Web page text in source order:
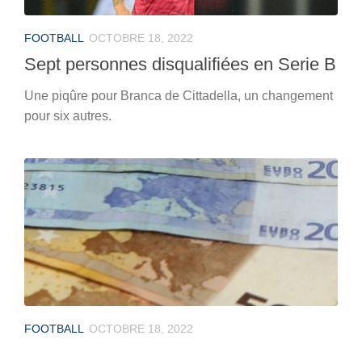
FOOTBALL OCTOBRE 18, 2022
Sept personnes disqualifiées en Serie B
Une piqûre pour Branca de Cittadella, un changement
pour six autres.
FOOTBALL OCTOBRE 18, 2022